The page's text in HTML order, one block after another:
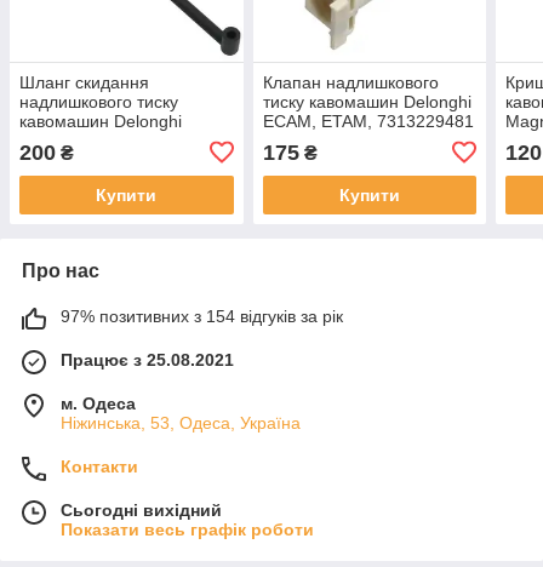
Шланг скидання
надлишкового тиску
кавомашин Delonghi
ECAM, ETAM, 5313246831
200 ₴
Купити
Клапан надлишкового
тиску кавомашин Delonghi
ECAM, ETAM, 7313229481
175₴
Купити
120
Про нас
97% позитивних з 154 відгуків за рік
Працює з 25.08.2021
м. Одеса
Ніжинська, 53, Одеса, Україна
Контакти
Сьогодні вихідний
Показати весь графік роботи